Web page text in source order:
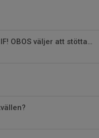
Glada nyheter för Vrångö IF! OBOS väljer att stötta oss.